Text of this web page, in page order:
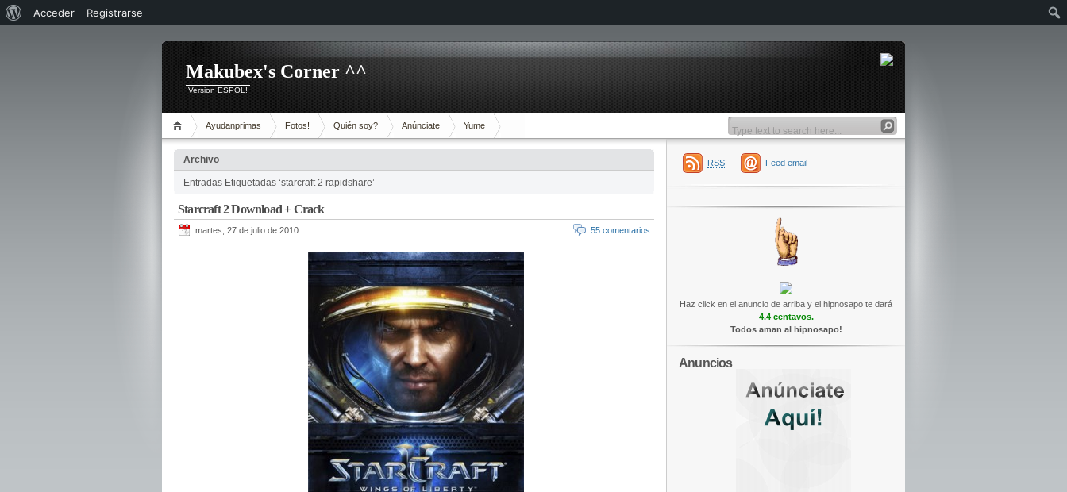
Makubex's Corner ^^
Version ESPOL!
Ayudanprimas Fotos! Quién soy? Anúnciate Yume
Archivo
Entradas Etiquetadas ‘starcraft 2 rapidshare’
Starcraft 2 Download + Crack
martes, 27 de julio de 2010 55 comentarios
RSS Feed email
Haz click en el anuncio de arriba y el hipnosapo te dará
4.4 centavos.
Todos aman al hipnosapo!
Anuncios
Acerca
Acceder Registrarse